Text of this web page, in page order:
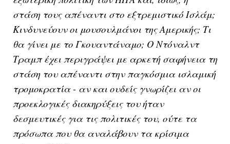
στάση τους απέναντι στο εξτρεμιστικό Ισλάμ;
Κινδυνεύουν οι μουσουλμάνοι της Αμερικής; Τι
θα γίνει με το Γκουαντάναμο; Ο Ντόναλντ
Τραμπ έχει περιγράψει με αρκετή σαφήνεια τη
στάση του απέναντι στην παγκόσμια ισλαμική
τρομοκρατία - αν και ουδείς γνωρίζει αν οι
προεκλογικές διακηρύξεις του ήταν
δεσμευτικές για τις πολιτικές του, ούτε τα
πρόσωπα που θα αναλάβουν τα κρίσιμα